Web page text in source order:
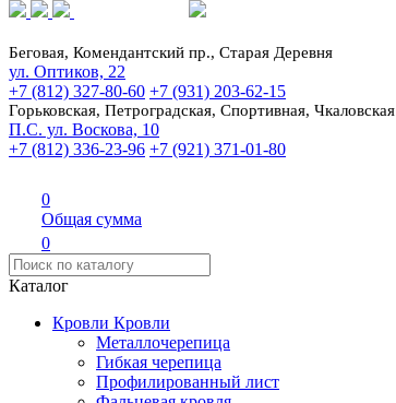
Беговая, Комендантский пр., Старая Деревня
ул. Оптиков, 22
+7 (812) 327-80-60 +7 (931) 203-62-15
Горьковская, Петроградская, Спортивная, Чкаловская
П.С. ул. Воскова, 10
+7 (812) 336-23-96 +7 (921) 371-01-80
0
Общая сумма
0
Каталог
Кровли Кровли
Металлочерепица
Гибкая черепица
Профилированный лист